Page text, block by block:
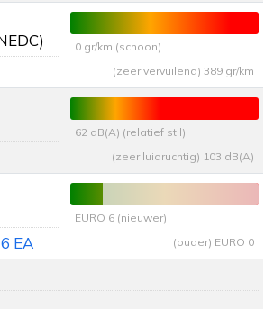
0 gr/km (schoon)
(zeer vervuilend) 389 gr/km
62 dB(A) (relatief stil)
(zeer luidruchtig) 103 dB(A)
EA
EURO 6 (nieuwer)
(ouder) EURO 0